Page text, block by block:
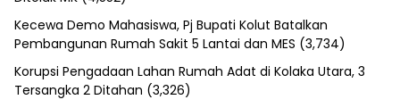
Kecewa Demo Mahasiswa, Pj Bupati Kolut Batalkan
Pembangunan Rumah Sakit 5 Lantai dan MES (3,734)
Korupsi Pengadaan Lahan Rumah Adat di Kolaka Utara, 3
Tersangka 2 Ditahan (3,326)